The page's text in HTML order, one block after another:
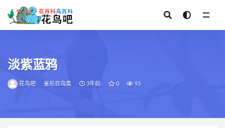
淡紫蓝鸦
花鸟吧 雀形目鸟类 3年前 0 93